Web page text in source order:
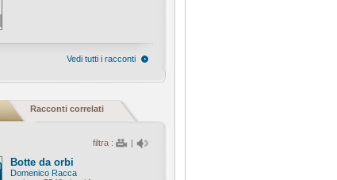
Vedi tutti i racconti
Racconti correlati
filtra : |
Botte da orbi
Domenico Racca